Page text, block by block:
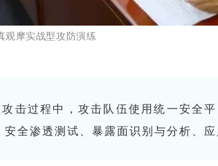
观摩实战型攻防演练
攻击过程中，攻击队伍使用统一安全
安全渗透测试、暴露面识别与分析、